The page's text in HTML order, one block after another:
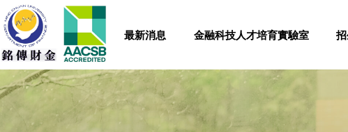
最新消息 金融科技人才培育實驗室